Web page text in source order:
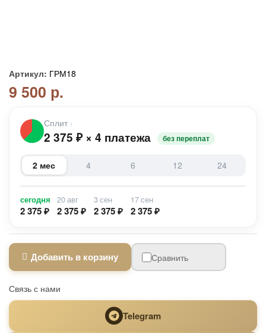
Артикул: ГРМ18
9 500 р.
Сплит ›
2 375 ₽ × 4 платежа без переплат
2 мес 4 6 12 24
сегодня
2 375 ₽
20 авг
2 375 ₽
3 сен
2 375 ₽
17 сен
2 375 ₽
Добавить в корзину Сравнить
Связь с нами
Telegram